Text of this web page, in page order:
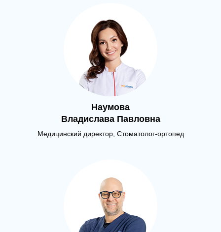
Наумова
Владислава Павловна
Медицинский директор, Стоматолог-ортопед